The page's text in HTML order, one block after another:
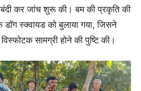
कर जांच शुरू की। बम की प्रकृति की
डॉग स्क्वायड को बुलाया गया, जिसने
सामग्री होने की पुष्टि की।